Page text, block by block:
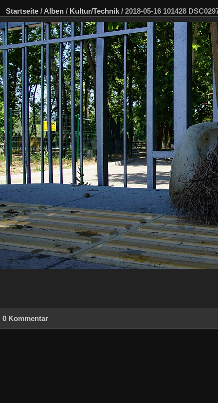
Startseite / Alben / Kultur/Technik / 2018-05-16 101428
0 Kommentar